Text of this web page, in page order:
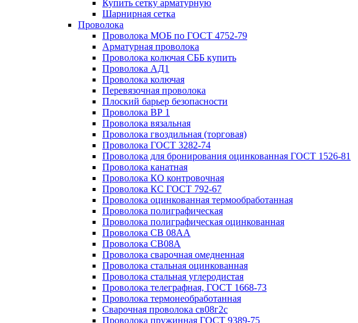
Купить сетку арматурную
Шарнирная сетка
Проволока
Проволока МОБ по ГОСТ 4752-79
Арматурная проволока
Проволока колючая СББ купить
Проволока АД1
Проволока колючая
Перевязочная проволока
Плоский барьер безопасности
Проволока ВР 1
Проволока вязальная
Проволока гвоздильная (торговая)
Проволока ГОСТ 3282-74
Проволока для бронирования оцинкованная ГОСТ 1526-81
Проволока канатная
Проволока КО контровочная
Проволока КС ГОСТ 792-67
Проволока оцинкованная термообработанная
Проволока полиграфическая
Проволока полиграфическая оцинкованная
Проволока СВ 08АА
Проволока СВ08А
Проволока сварочная омедненная
Проволока стальная оцинкованная
Проволока стальная углеродистая
Проволока телеграфная, ГОСТ 1668-73
Проволока термонеобработанная
Сварочная проволока св08г2с
Проволока пружинная ГОСТ 9389-75